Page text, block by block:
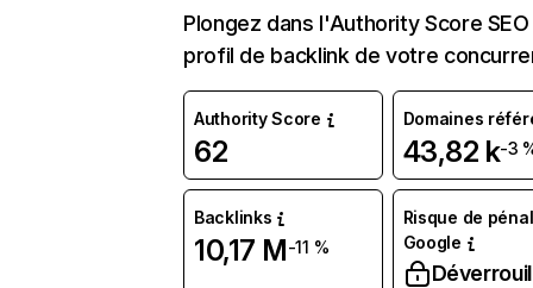
Plongez dans l'Authority Score
profil de backlink de votre
Authority Score
62
Domaines
43,82 k-3
Backlinks
10,17 M-11 %
Risque de
Google